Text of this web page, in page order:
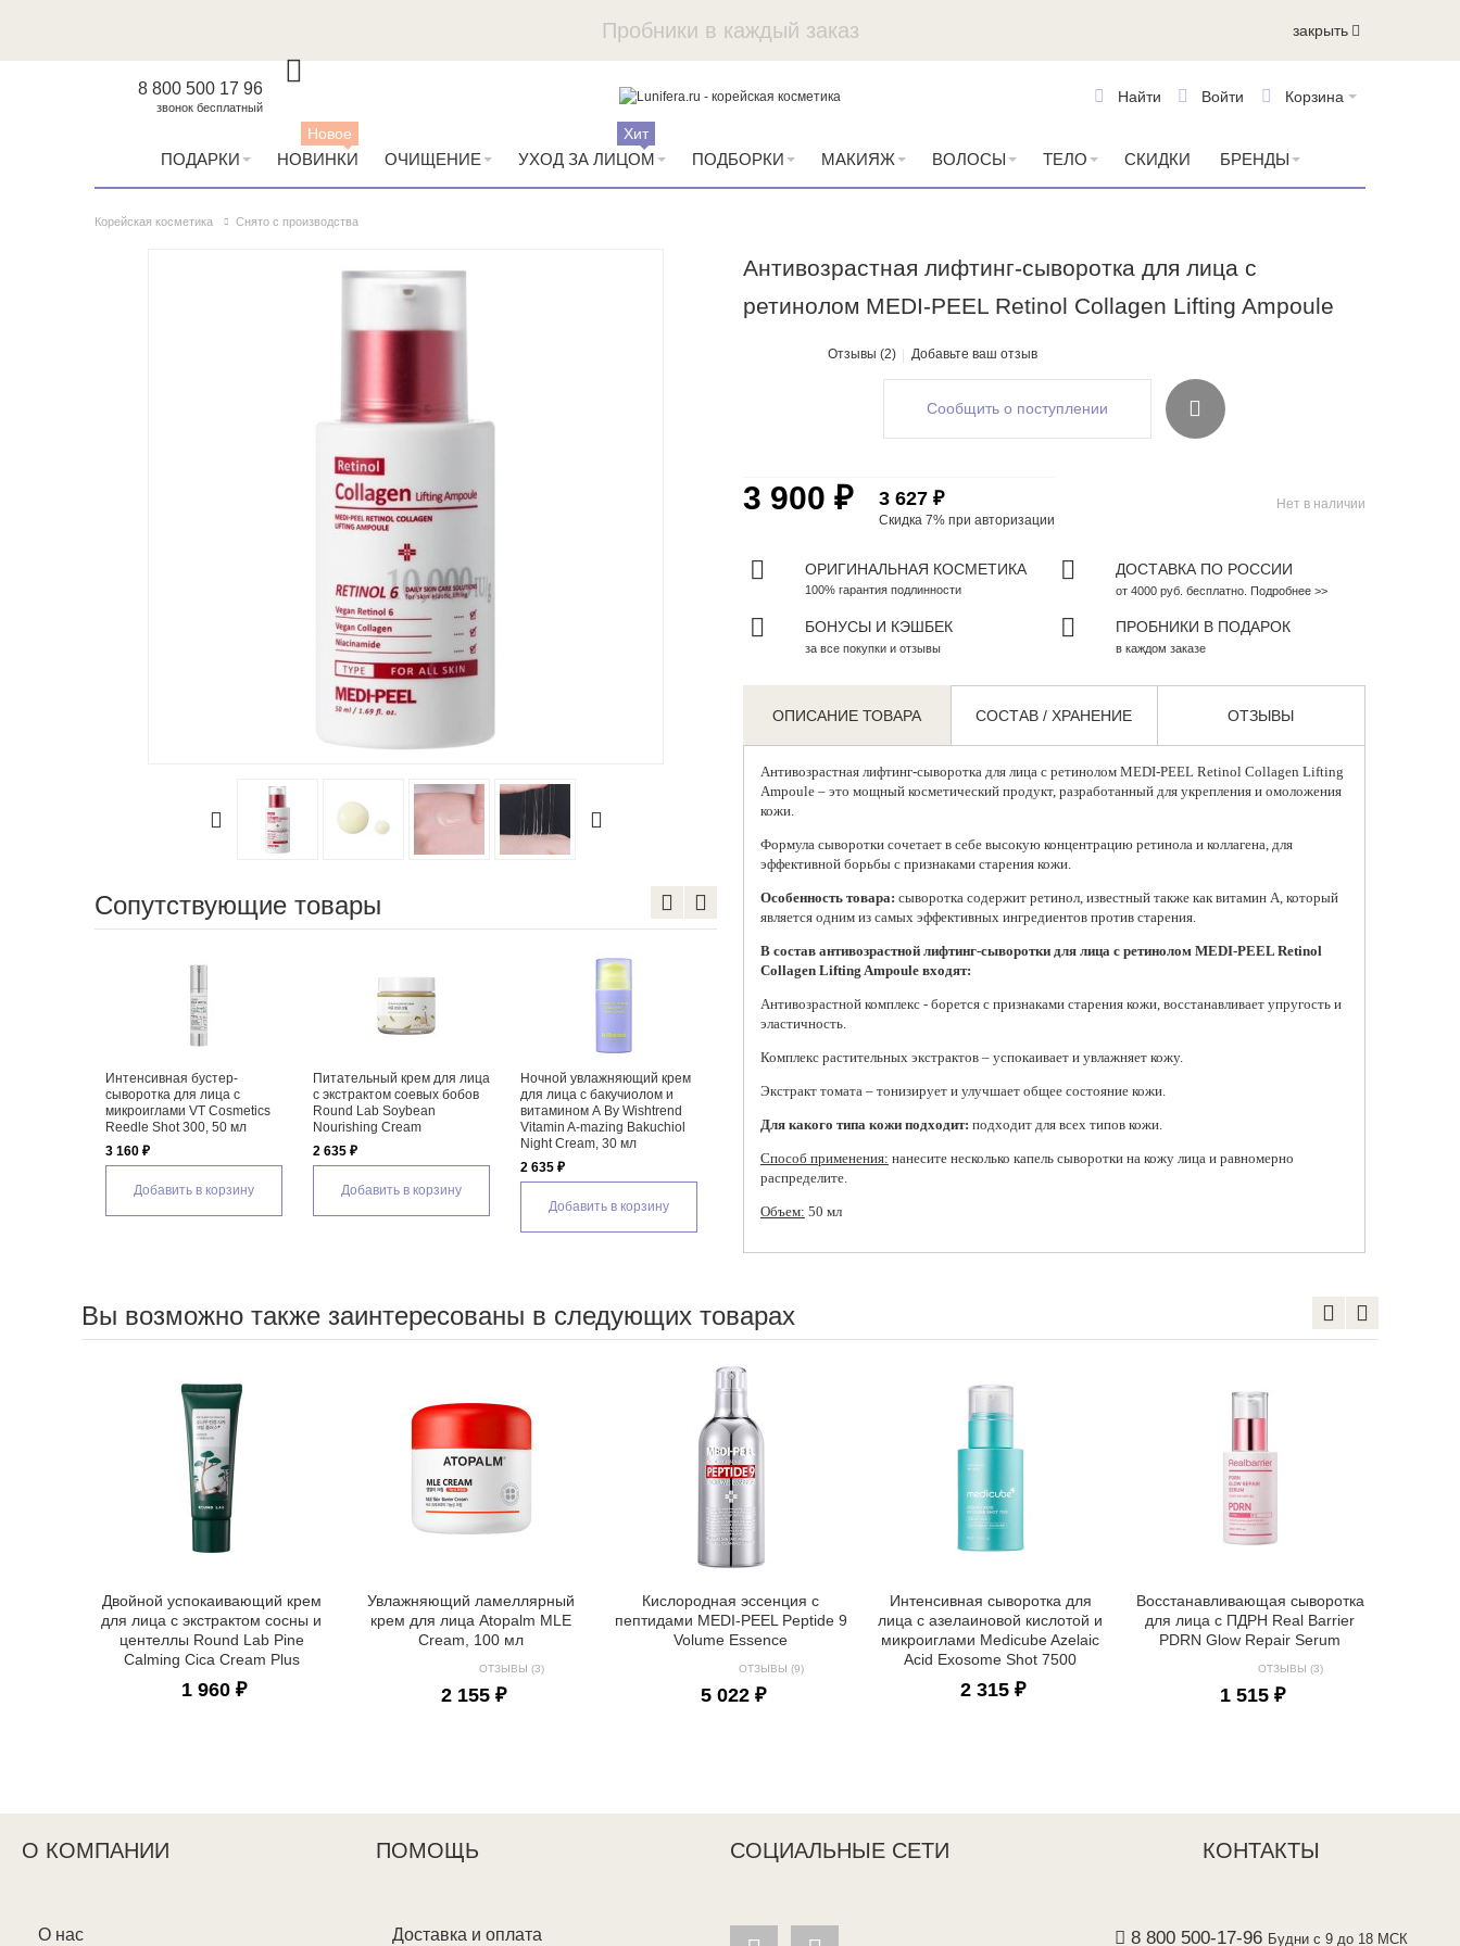
Пробники в каждый заказ закрыть
8 800 500 17 96
звонок бесплатный
Корзина
Войти
Найти
ПОДАРКИ НОВИНКИ
Новое
ОЧИЩЕНИЕ УХОД ЗА ЛИЦОМ
Хит
ПОДБОРКИ МАКИЯЖ ВОЛОСЫ ТЕЛО СКИДКИ БРЕНДЫ
Корейская косметика Снято с производства
Антивозрастная лифтинг-сыворотка для лица с
ретинолом MEDI-PEEL Retinol Collagen Lifting Ampoule
Отзывы (2) Добавьте ваш отзыв
Сопутствующие товары
Интенсивная бустер-
сыворотка для лица с
микроиглами VT Cosmetics
Reedle Shot 300, 50 мл
3 160 ₽
Добавить в корзину
Питательный крем для лица
с экстрактом соевых бобов
Round Lab Soybean
Nourishing Cream
2 635 ₽
Добавить в корзину
Ночной увлажняющий крем
для лица с бакучиолом и
витамином А By Wishtrend
Vitamin A-mazing Bakuchiol
Night Cream, 30 мл
2 635 ₽
Добавить в корзину
крем для лица Atopalm MLE
1 480 ₽
Добавить в корзину
лица с коллагеном VT
Cream
сыворотка для лица с ПДРН
Hyaluronic Acid Mint Micro
1 720 ₽
Сообщить о поступлении
Нет в наличии
3 900 ₽ 3 627 ₽
Скидка 7% при авторизации
ОРИГИНАЛЬНАЯ КОСМЕТИКА
100% гарантия подлинности
ДОСТАВКА ПО РОССИИ
от 4000 руб. бесплатно. Подробнее >>
БОНУСЫ И КЭШБЕК
за все покупки и отзывы
ПРОБНИКИ В ПОДАРОК
в каждом заказе
ОПИСАНИЕ ТОВАРА СОСТАВ / ХРАНЕНИЕ ОТЗЫВЫ
Антивозрастная лифтинг-сыворотка для лица с ретиноломMEDI-PEEL Retinol Collagen Lifting
Ampoule – это мощный косметический продукт, разработанный для укрепления и омоложения
кожи.
Формула сыворотки сочетает в себе высокую концентрацию ретинола и коллагена, для
эффективной борьбы с признаками старения кожи.
Особенность товара: сыворотка содержит ретинол, известный также как витамин А, который
является одним из самых эффективных ингредиентов против старения.
В состав антивозрастной лифтинг-сыворотки для лица с ретинолом MEDI-PEEL Retinol
Collagen Lifting Ampoule входят:
Антивозрастной комплекс - борется с признаками старения кожи, восстанавливает упругость и
эластичность.
Комплекс растительных экстрактов – успокаивает и увлажняет кожу.
Экстракт томата – тонизирует и улучшает общее состояние кожи.
Для какого типа кожи подходит: подходит для всех типов кожи.
Способ применения: нанесите несколько капель сыворотки на кожу лица и равномерно
распределите.
Объем: 50 мл
Вы возможно также заинтересованы в следующих товарах
Двойной успокаивающий крем
для лица с экстрактом сосны и
центеллы Round Lab Pine
Calming Cica Cream Plus
1 960 ₽
Увлажняющий ламеллярный
крем для лица Atopalm MLE
Cream, 100 мл
ОТЗЫВЫ (3)
2 155 ₽
Кислородная эссенция с
пептидами MEDI-PEEL Peptide 9
Volume Essence
ОТЗЫВЫ (9)
5 022 ₽
Интенсивная сыворотка для
лица с азелаиновой кислотой и
микроиглами Medicube Azelaic
Acid Exosome Shot 7500
2 315 ₽
Восстанавливающая сыворотка
для лица с ПДРН Real Barrier
PDRN Glow Repair Serum
ОТЗЫВЫ (3)
1 515 ₽
О КОМПАНИИ ПОМОЩЬ СОЦИАЛЬНЫЕ СЕТИ КОНТАКТЫ
О нас Доставка и оплата 8 800 500-17-96 Будни с 9 до 18 МСК